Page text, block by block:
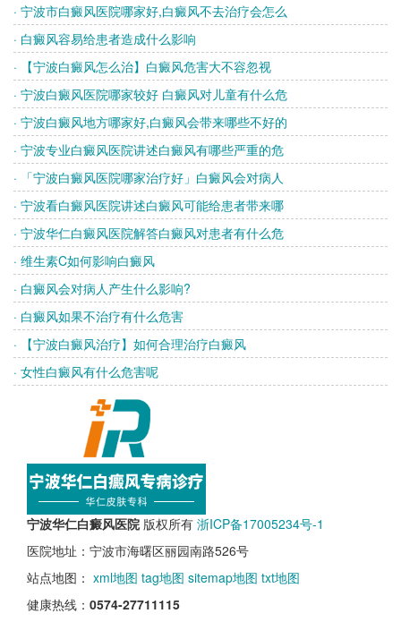
· 宁波市白癜风医院哪家好,白癜风不去治疗会怎么
· 白癜风容易给患者造成什么影响
· 【宁波白癜风怎么治】白癜风危害大不容忽视
· 宁波白癜风医院哪家较好 白癜风对儿童有什么危
· 宁波白癜风地方哪家好,白癜风会带来哪些不好的
· 宁波专业白癜风医院讲述白癜风有哪些严重的危
· 「宁波白癜风医院哪家治疗好」白癜风会对病人
· 宁波看白癜风医院讲述白癜风可能给患者带来哪
· 宁波华仁白癜风医院解答白癜风对患者有什么危
· 维生素C如何影响白癜风
· 白癜风会对病人产生什么影响?
· 白癜风如果不治疗有什么危害
· 【宁波白癜风治疗】如何合理治疗白癜风
· 女性白癜风有什么危害呢
宁波华仁白癜风医院 版权所有 浙ICP备17005234号-1
医院地址：宁波市海曙区丽园南路526号
站点地图： xml地图 tag地图 sitemap地图 txt地图
健康热线： 0574-27711115